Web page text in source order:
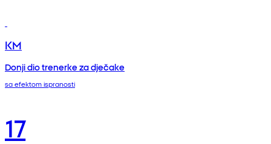
KM
Donji dio trenerke za dječake
sa efektom ispranosti
17